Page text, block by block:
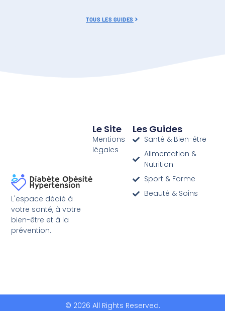
TOUS LES GUIDES
L'espace dédié à
votre santé, à votre
bien-être et à la
prévention.
Le Site
Mentions
légales
Les Guides
Santé & Bien-être
Alimentation &
Nutrition
Sport & Forme
Beauté & Soins
© 2026 All Rights Reserved.